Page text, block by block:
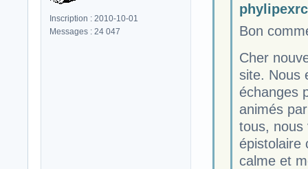
Inscription : 2010-10-01
Messages : 24 047
Bon
Cher
site. Nous
échanges
animés
tous, nous
épistolaire
calme et